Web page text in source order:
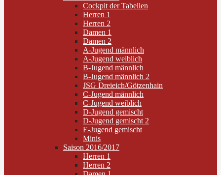
Cockpit der Tabellen
Herren 1
Herren 2
Damen 1
Damen 2
A-Jugend männlich
A-Jugend weiblich
B-Jugend männlich
B-Jugend männlich 2
JSG Dreieich/Götzenhain
C-Jugend männlich
C-Jugend weiblich
D-Jugend gemischt
D-Jugend gemischt 2
E-Jugend gemischt
Minis
Saison 2016/2017
Herren 1
Herren 2